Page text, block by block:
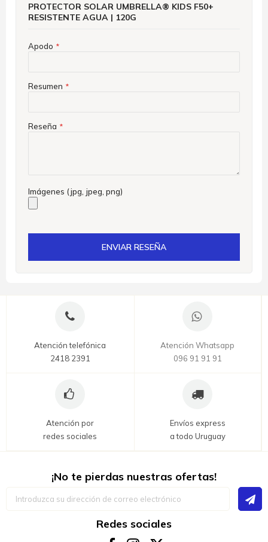
PROTECTOR SOLAR UMBRELLA® KIDS F50+
RESISTENTE AGUA | 120G
Apodo
Resumen
Reseña
Imágenes (jpg, jpeg, png)
ENVIAR RESEÑA
Atención telefónica
2418 2391
Atención Whatsapp
096 91 91 91
Atención por
redes sociales
Envíos express
a todo Uruguay
¡No te pierdas nuestras ofertas!
Redes sociales